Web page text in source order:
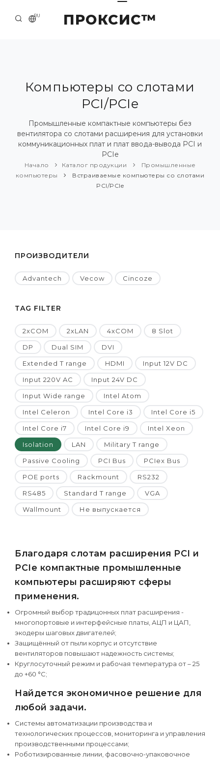
ПРОКСИС™
RU
О КОМПАНИИ
ПРИМЕРЫ И РЕШЕНИЯ
КАТАЛОГ ПРОДУКЦИИ
ПРЕСС-ЦЕНТР
Компьютеры со слотами
PCI/PCIe
Промышленные компактные компьютеры без
вентилятора со слотами расширения для установки
коммуникационных плат и плат ввода-вывода PCI и
PCIe
Начало Каталог продукции
Промышленные
компьютеры
Встраиваемые компьютеры со слотами
PCI/PCIe
ПРОИЗВОДИТЕЛИ
Advantech Vecow Cincoze
TAG FILTER
2xCOM 2xLAN 4xCOM 8 Slot
DP Dual SIM DVI
Extended T range HDMI Input 12V DC
Input 220V AC Input 24V DC
Input Wide range Intel Atom
Intel Celeron Intel Core i3 Intel Core i5
Intel Core i7 Intel Core i9 Intel Xeon
Isolation LAN Military T range
Passive Cooling PCI Bus PCIex Bus
POE ports Rackmount RS232
RS485 Standard T range VGA
Wallmount Не выпускается
Благодаря слотам расширения PCI и
PCIe компактные промышленные
компьютеры расширяют сферы
применения.
Огромный выбор традицонных плат расширения -
многопортовые и интерфейсные платы, АЦП и ЦАП,
экодеры шаговых двигателей;
Защищённый от пыли корпус и отсутствие
вентиляторов повышают надежность системы;
Круглосуточный режим и рабочая температура от – 25
до +60 °С;
Найдется экономичное решение для
любой задачи.
Системы автоматизации производства и
технологических процессов, мониторинга и управления
производственными процессами;
Роботизированные линии, фасовочно-упаковочное